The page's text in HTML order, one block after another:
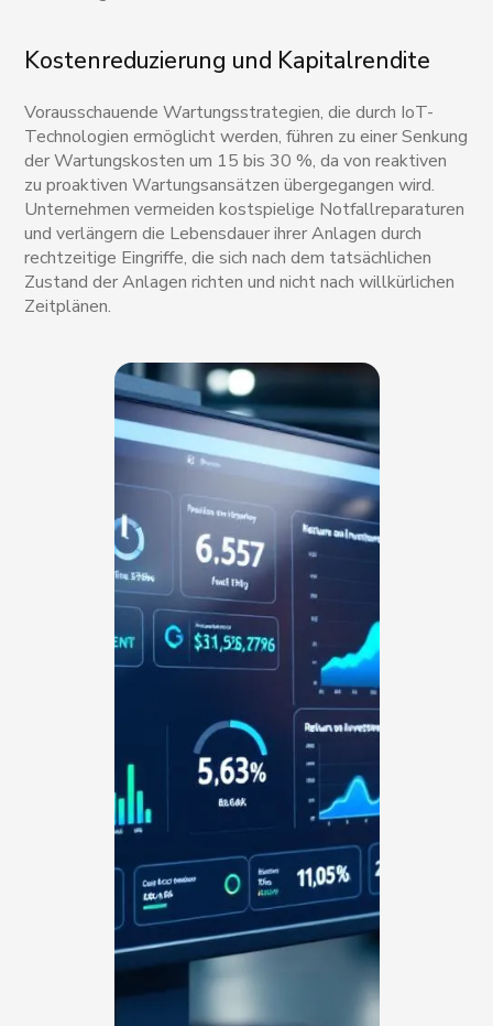
Kostenreduzierung und Kapitalrendite
Vorausschauende Wartungsstrategien, die durch IoT-
Technologien ermöglicht werden, führen zu einer Senkung
der Wartungskosten um 15 bis 30 %, da von reaktiven
zu proaktiven Wartungsansätzen übergegangen wird.
Unternehmen vermeiden kostspielige Notfallreparaturen
und verlängern die Lebensdauer ihrer Anlagen durch
rechtzeitige Eingriffe, die sich nach dem tatsächlichen
Zustand der Anlagen richten und nicht nach willkürlichen
Zeitplänen.